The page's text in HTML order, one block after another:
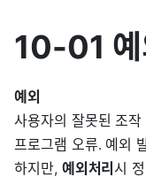
10-01 예
예외
사용자의 잘못된 조
프로그램 오류. 예외
하지만, 예외처리 시